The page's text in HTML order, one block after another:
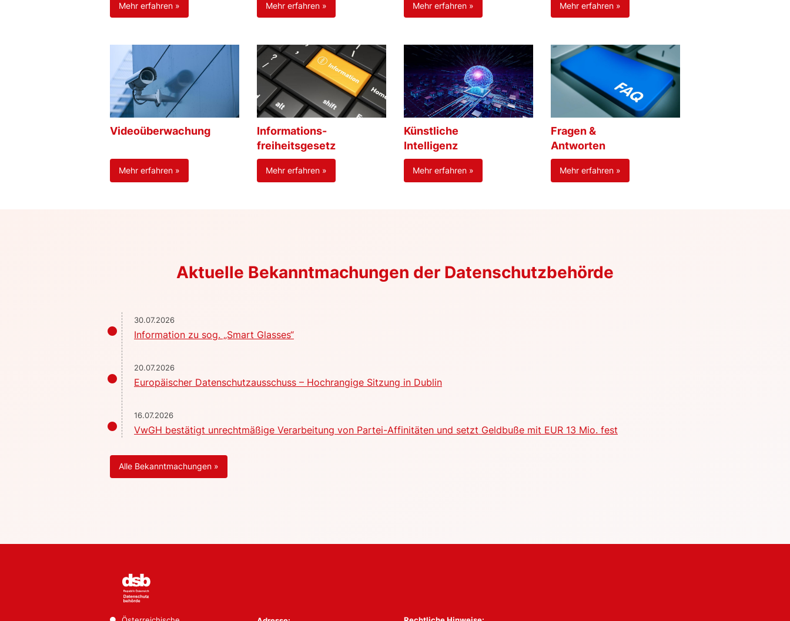
Mehr erfahren » Mehr erfahren » Mehr erfahren » Mehr erfahren »
Videoüberwachung
Mehr erfahren »
Informations-
freiheitsgesetz
Mehr erfahren »
Künstliche
Intelligenz
Mehr erfahren »
Fragen &
Antworten
Mehr erfahren »
Aktuelle Bekanntmachungen der Datenschutzbehörde
30.07.2026
Information zu sog. „Smart Glasses“
20.07.2026
Europäischer Datenschutzausschuss – Hochrangige Sitzung in Dublin
16.07.2026
VwGH bestätigt unrechtmäßige Verarbeitung von Partei-Affinitäten und setzt Geldbuße mit EUR 13 Mio. fest
Alle Bekanntmachungen »